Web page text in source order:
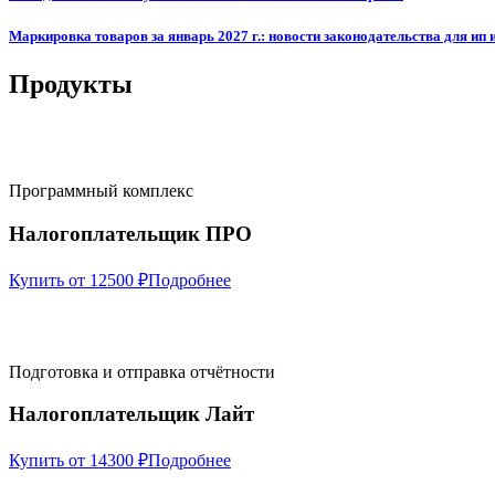
Маркировка товаров за январь 2027 г.: новости законодательства для ип
Продукты
Программный комплекс
Налогоплательщик ПРО
Купить от 12500 ₽Подробнее
Подготовка и отправка отчётности
Налогоплательщик Лайт
Купить от 14300 ₽Подробнее